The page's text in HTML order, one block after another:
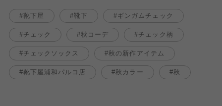
靴下屋 靴下 ギンガムチェック
チェック 秋コーデ チェック柄
チェックソックス 秋の新作アイテム
靴下屋浦和パルコ店 秋カラー 秋